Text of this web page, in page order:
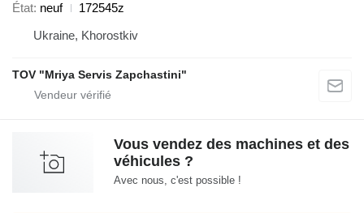
État neuf
172545z
Ukraine, Khorostkiv
TOV "Mriya Servis Zapchastini"
Vous vendez des machines et des
véhicules ?
Avec nous, c'est possible !